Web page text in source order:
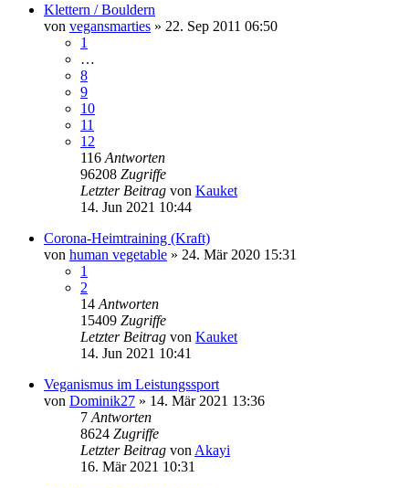
Klettern / Bouldern
von vegansmarties » 22. Sep 2011 06:50
1
…
8
9
10
11
12
116 Antworten
96208 Zugriffe
Letzter Beitrag von Kauket
14. Jun 2021 10:44
Corona-Heimtraining (Kraft)
von human vegetable » 24. Mär 2020 15:31
1
2
14 Antworten
15409 Zugriffe
Letzter Beitrag von Kauket
14. Jun 2021 10:41
Veganismus im Leistungssport
von Dominik27 » 14. Mär 2021 13:36
7 Antworten
8624 Zugriffe
Letzter Beitrag von Akayi
16. Mär 2021 10:31